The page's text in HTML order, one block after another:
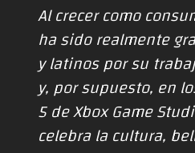
Al crecer como
ha sido realmente
y latinos por su
y, por supuesto, en
5 de Xbox Game
celebra la cultura,